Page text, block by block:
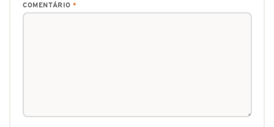
COMENTÁRIO *